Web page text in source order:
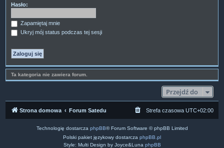
Hasło:
Zapamiętaj mnie
Ukryj mój status podczas tej sesji
Ta kategoria nie zawiera forum.
Przejdź do
Strona domowa Forum Satedu Strefa czasowa UTC+02:00
Technologię dostarcza phpBB® Forum Software © phpBB Limited
Polski pakiet językowy dostarcza phpBB.pl
Style: Multi Design by Joyce&Luna phpBB